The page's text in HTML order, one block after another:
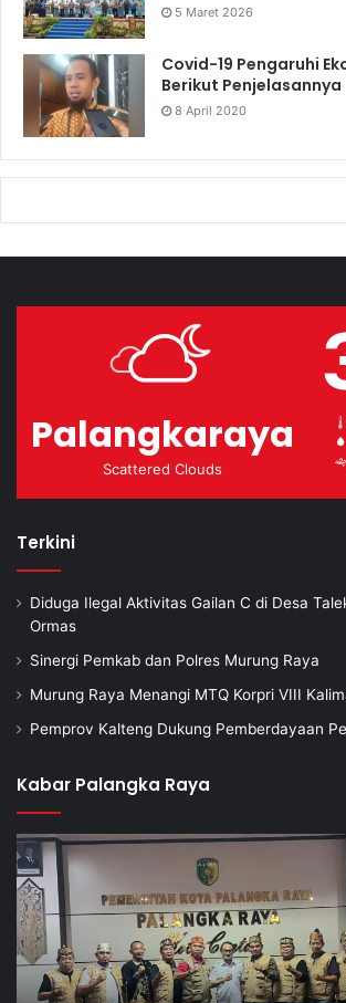
5 Maret 2026
Covid-19 Pengaruhi
Berikut Penjelasannya
8 April 2020
Palangkaraya
Scattered Clouds
Terkini
Diduga Ilegal Aktivitas Gailan C di Desa
Ormas
Sinergi Pemkab dan Polres Murung Raya
Murung Raya Menangi MTQ Korpri VIII
Pemprov Kalteng Dukung Pemberdayaan
Kabar Palangka Raya